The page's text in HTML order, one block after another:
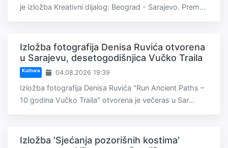
je izložba Kreativni dijalog: Beograd - Sarajevo. Prem...
Izložba fotografija Denisa Ruvića otvorena
u Sarajevu, desetogodišnjica Vučko Traila
Kultura 04.08.2026 19:39
Izložba fotografija Denisa Ruvića "Run Ancient Paths –
10 godina Vučko Traila" otvorena je večeras u Sar...
Izložba 'Sjećanja pozorišnih kostima'